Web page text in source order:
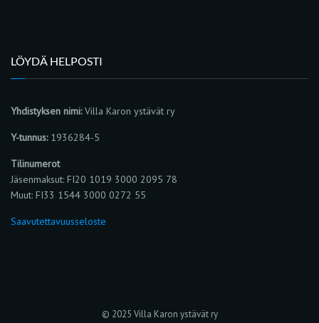
LÖYDÄ HELPOSTI
Yhdistyksen nimi:Villa Karon ystävät ry
Y-tunnus:1936284-5
Tilinumerot
Jäsenmaksut: FI20 1019 3000 2095 78
Muut: FI33 1544 3000 0272 55
Saavutettavuusseloste
© 2025 Villa Karon ystävät ry